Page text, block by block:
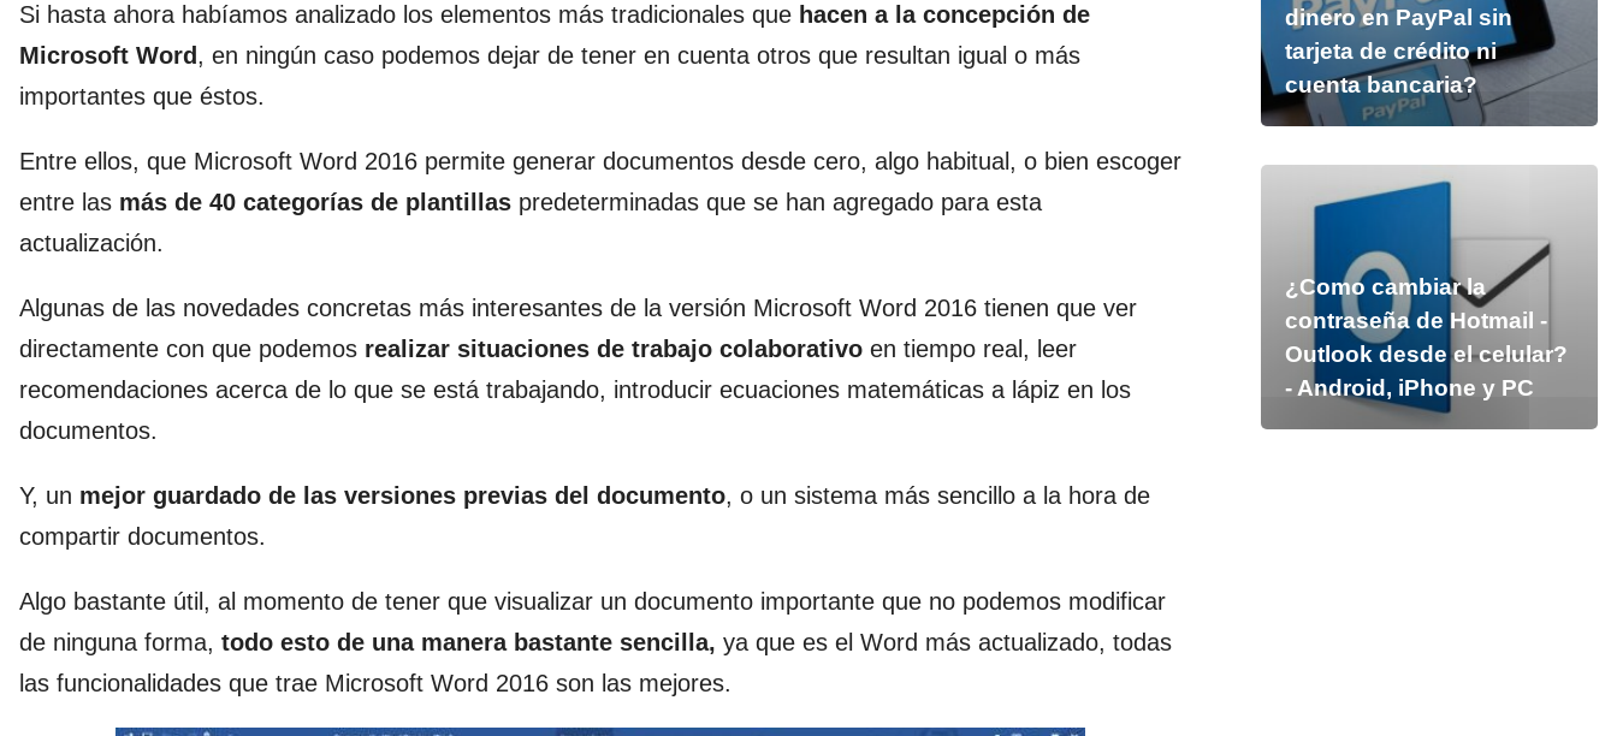
Si hasta ahora habíamos analizado los elementos más tradicionales que hacen a la concepción de
Microsoft Word , en ningún caso podemos dejar de tener en cuenta otros que resultan igual o más
importantes que éstos.
Entre ellos, que Microsoft Word 2016 permite generar documentos desde cero, algo habitual, o bien escoger
entre las más de 40 categorías de plantillas predeterminadas que se han agregado para esta
actualización.
Algunas de las novedades concretas más interesantes de la versión Microsoft Word 2016 tienen que ver
directamente con que podemos realizar situaciones de trabajo colaborativo en tiempo real, leer
recomendaciones acerca de lo que se está trabajando, introducir ecuaciones matemáticas a lápiz en los
documentos.
Y, un mejor guardado de las versiones previas del documento, o un sistema más sencillo a la hora de
compartir documentos.
Algo bastante útil, al momento de tener que visualizar un documento importante que no podemos modificar
de ninguna forma, todo esto de una manera bastante sencilla, ya que es el Word más actualizado, todas
las funcionalidades que trae Microsoft Word 2016 son las mejores.
dinero en PayPal sin
tarjeta de crédito ni
cuenta bancaria?
¿Como cambiar la
contraseña de Hotmail -
Outlook desde el celular?
- Android, iPhone y PC